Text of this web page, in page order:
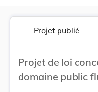
Projet publié
Projet de loi
domaine public